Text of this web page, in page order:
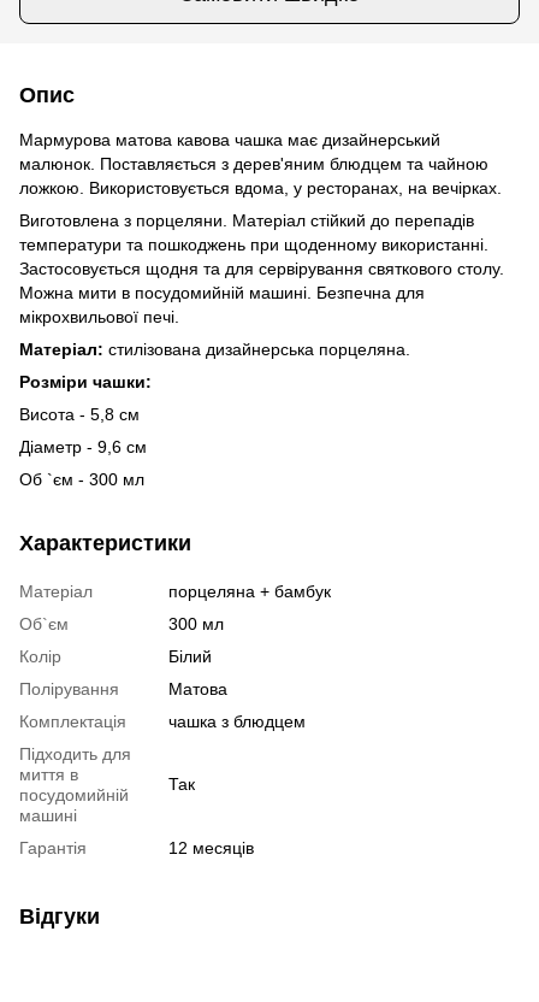
Опис
Мармурова матова кавова чашка має дизайнерський
малюнок. Поставляється з дерев'яним блюдцем та чайною
ложкою. Використовується вдома, у ресторанах, на вечірках.
Виготовлена ​​з порцеляни. Матеріал стійкий до перепадів
температури та пошкоджень при щоденному використанні.
Застосовується щодня та для сервірування святкового столу.
Можна мити в посудомийній машині. Безпечна для
мікрохвильової печі.
Матеріал: стилізована дизайнерська порцеляна.
Розміри чашки:
Висота - 5,8 см
Діаметр - 9,6 см
Об `єм - 300 мл
Характеристики
Матеріал
порцеляна + бамбук
Об`єм
300 мл
Колір
Білий
Полірування
Матова
Комплектація
чашка з блюдцем
Підходить для
миття в
посудомийній
машині
Так
Гарантія 12 месяців
Відгуки